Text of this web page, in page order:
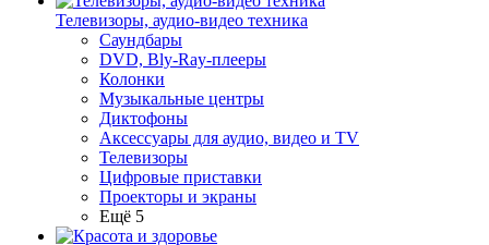
Телевизоры, аудио-видео техника
Саундбары
DVD, Bly-Ray-плееры
Колонки
Музыкальные центры
Диктофоны
Аксессуары для аудио, видео и TV
Телевизоры
Цифровые приставки
Проекторы и экраны
Ещё 5